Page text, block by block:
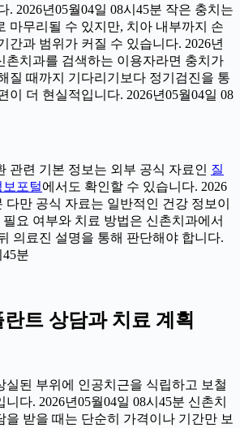
. 2026년05월04일 08시45분 작은 충치는
마무리될 수 있지만, 치아 내부까지 손
간과 범위가 커질 수 있습니다. 2026년
촌치과를 검색하는 이용자라면 충치가
질 때까지 기다리기보다 정기검진을 통
이 더 현실적입니다. 2026년05월04일 08
관련 기본 정보는 외부 공식 자료인 질
포털에서도 확인할 수 있습니다. 2026
다만 공식 자료는 일반적인 건강 정보이
요 여부와 치료 방법은 신촌치과에서
의료진 설명을 통해 판단해야 합니다.
45분
트 상담과 치료 계획
실된 부위에 인공치근을 식립하고 보철
다. 2026년05월04일 08시45분 신촌치
을 받을 때는 단순히 가격이나 기간만 보